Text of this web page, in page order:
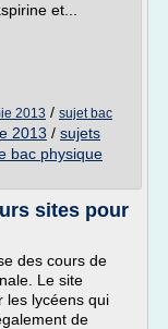
et...
2013 / sujet bac
2013 / sujets
bac physique
sites pour
des cours de
Le site
les lycéens qui
de